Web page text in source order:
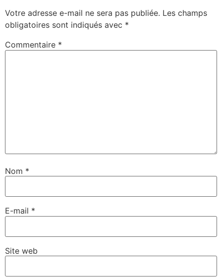
Votre adresse e-mail ne sera pas publiée. Les champs
obligatoires sont indiqués avec *
Commentaire *
Nom *
E-mail *
Site web